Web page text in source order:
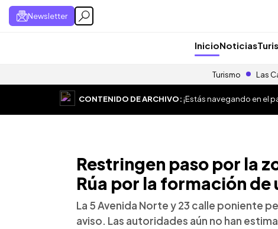
Newsletter
InicioNoticias
Turismo Las
CONTENIDO DE ARCHIVO:¡Estás navegando en el
Restringen paso por la
Rúa por la formación de
La 5 Avenida Norte y 23 calle poniente
aviso. Las autoridades aún no han